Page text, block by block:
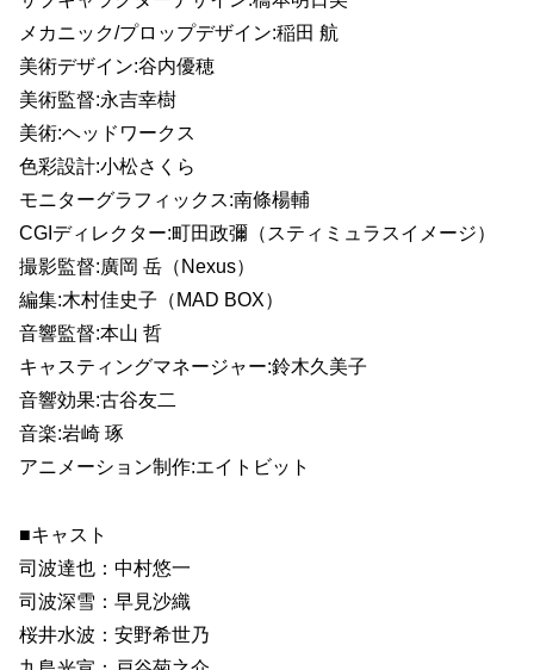
メカニック/プロップデザイン:稲田 航
美術デザイン:谷内優穂
美術監督:永吉幸樹
美術:ヘッドワークス
色彩設計:小松さくら
モニターグラフィックス:南條楊輔
CGIディレクター:町田政彌（スティミュラスイメージ）
撮影監督:廣岡 岳（Nexus）
編集:木村佳史子（MAD BOX）
音響監督:本山 哲
キャスティングマネージャー:鈴木久美子
音響効果:古谷友二
音楽:岩崎 琢
アニメーション制作:エイトビット
■キャスト
司波達也：中村悠一
司波深雪：早見沙織
桜井水波：安野希世乃